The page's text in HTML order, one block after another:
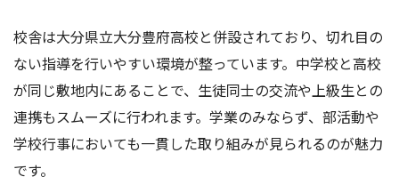
校舎は大分県立大分豊府高校と併設されており、切れ目の
ない指導を行いやすい環境が整っています。中学校と高校
が同じ敷地内にあることで、生徒同士の交流や上級生との
連携もスムーズに行われます。学業のみならず、部活動や
学校行事においても一貫した取り組みが見られるのが魅力
です。